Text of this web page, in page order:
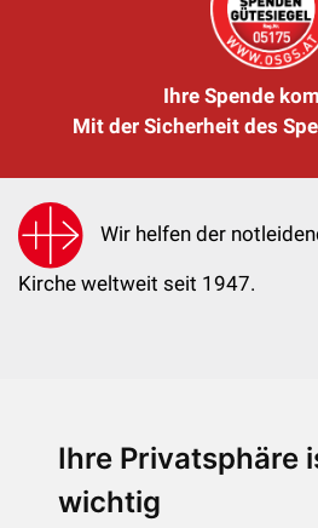
Ihre Privatsphäre
wichtig
Ihre Spende
Mit der Sicherheit des
Wir helfen der
Kirche weltweit seit 1947.
KIRCHE IN NOT -